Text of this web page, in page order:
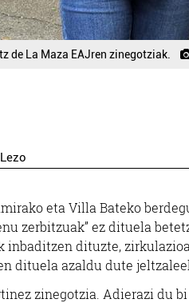
de La Maza EAJren zinegotziak.
Lezo
eta Villa Bateko
zerbitzuak” ez dituela
inbaditzen dituzte,
dituela azaldu dute
zinegotzia. Adierazi du